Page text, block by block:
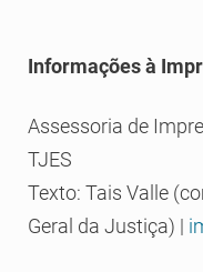
Informações à
Assessoria de
TJES
Texto: Tais Valle
Geral da Justiça) |